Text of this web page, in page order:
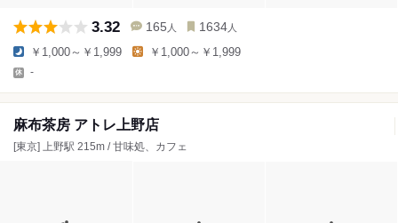
3.32 165 人 1634 人
￥1,000～￥1,999 ￥1,000～￥1,999
-
麻布茶房 アトレ上野店
[東京] 上野駅 215m / 甘味処、カフェ